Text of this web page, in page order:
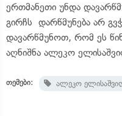
ერთმანეთი უნდა
გირჩს დარწმუნება არ
დავარწმუნოთ, რომ ეს
აღნიშნა ალეკო
თემები: ალეკო